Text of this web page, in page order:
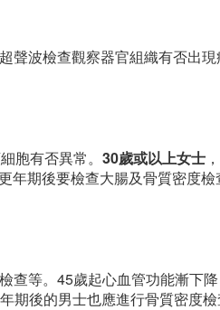
波檢查觀察器官組織有否出現
胞有否異常。 30歲或以上女士
年期後要檢查大腸及骨質密度檢
查等。45歲起心血管功能漸下
後的男士也應進行骨質密度檢